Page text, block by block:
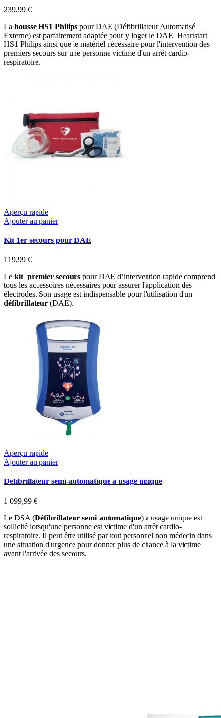
239,99 €
La housse HS1 Philips pour DAE (Défibrillateur Automatisé
Externe) est parfaitement adaptée pour y loger le DAE Heartstart
HS1 Philips ainsi que le matériel nécessaire pour l'intervention des
premiers secours sur une personne victime d'un arrêt cardio-
respiratoire.
Aperçu rapide
Ajouter au panier
Kit 1er secours pour DAE
119,99 €
Le kit premier secours pour DAE d’intervention rapide comprend
tous les accessoires nécessaires pour assurer l'application des
électrodes. Son usage est indispensable pour l'utilisation d'un
défibrillateur (DAE).
Aperçu rapide
Ajouter au panier
Défibrillateur semi-automatique à usage unique
1 099,99 €
Le DSA (Défibrillateur semi-automatique) à usage unique est
sollicité lorsqu'une personne est victime d'un arrêt cardio-
respiratoire. Il peut être utilisé par tout personnel non médecin dans
une situation d'urgence pour donner plus de chance à la victime
avant l'arrivée des secours.